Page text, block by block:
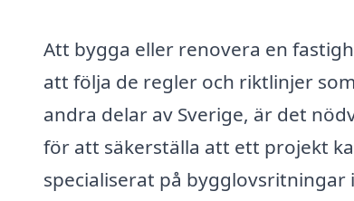
Att bygga eller renovera en
att följa de regler och riktlinjer
andra delar av Sverige, är det
för att säkerställa att ett projekt
specialiserat på